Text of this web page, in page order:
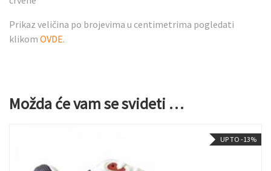
Prikaz veličina po brojevima u centimetrima pogledati
klikom OVDE.
Možda će vam se svideti …
UP TO -13%